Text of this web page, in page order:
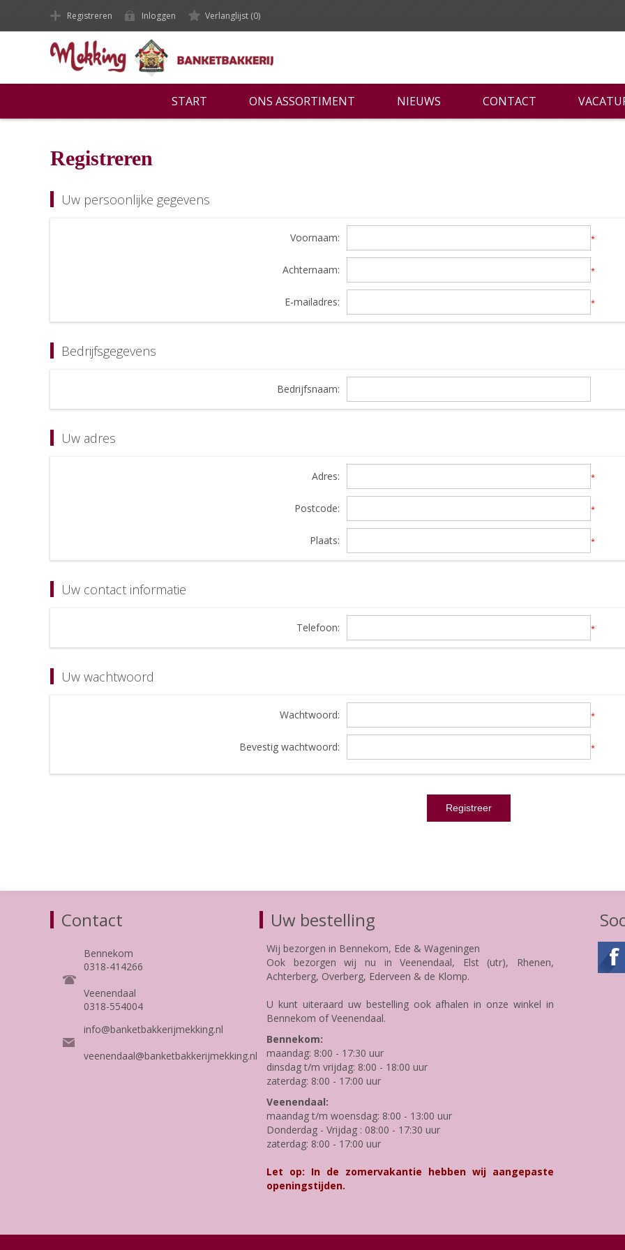
Registreren Inloggen Verlanglijst (0)
START ONS ASSORTIMENT NIEUWS CONTACT
Registreren
Uw persoonlijke gegevens
Voornaam: *
Achternaam: *
E-mailadres: *
Bedrijfsgegevens
Bedrijfsnaam:
Uw adres
Adres: *
Postcode: *
Plaats: *
Uw contact informatie
Telefoon: *
Uw wachtwoord
Wachtwoord: *
Bevestig wachtwoord: *
Contact
Bennekom
0318-414266
Veenendaal
0318-554004
info@banketbakkerijmekking.nl
veenendaal@banketbakkerijmekking.nl
Uw bestelling
Wij bezorgen in Bennekom, Ede & Wageningen
Ook bezorgen wij nu in Veenendaal, Elst (utr), Rhenen,
Achterberg, Overberg, Ederveen & de Klomp.
U kunt uiteraard uw bestelling ook afhalen in onze winkel in
Bennekom of Veenendaal.
Bennekom:
maandag: 8:00 - 17:30 uur
dinsdag t/m vrijdag: 8:00 - 18:00 uur
zaterdag: 8:00 - 17:00 uur
Veenendaal:
maandag t/m woensdag: 8:00 - 13:00 uur
Donderdag - Vrijdag : 08:00 - 17:30 uur
zaterdag: 8:00 - 17:00 uur
Let op: In de zomervakantie hebben wij aangepaste
openingstijden.